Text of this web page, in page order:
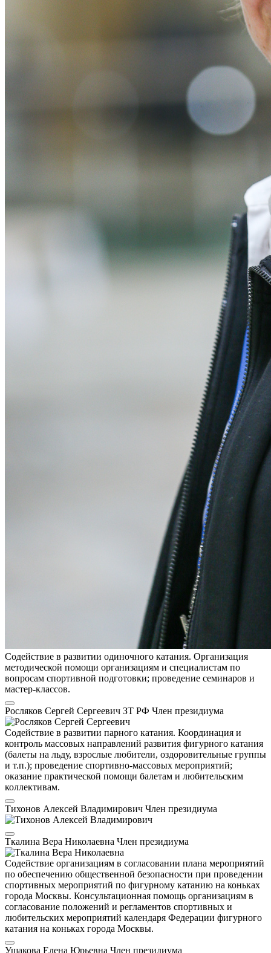
Содействие в развитии одиночного катания. Организация
методической помощи организациям и специалистам по
вопросам спортивной подготовки; проведение семинаров и
мастер-классов.
Росляков Сергей Сергеевич ЗТ РФ Член президиума
Содействие в развитии парного катания. Координация и
контроль массовых направлений развития фигурного катания
(балеты на льду, взрослые любители, оздоровительные группы
и т.п.); проведение спортивно-массовых мероприятий;
оказание практической помощи балетам и любительским
коллективам.
Тихонов Алексей Владимирович Член президиума
Ткалина Вера Николаевна Член президиума
Содействие организациям в согласовании плана мероприятий
по обеспечению общественной безопасности при проведении
спортивных мероприятий по фигурному катанию на коньках
города Москвы. Консультационная помощь организациям в
согласование положений и регламентов спортивных и
любительских мероприятий календаря Федерации фигурного
катания на коньках города Москвы.
Ушакова Елена Юрьевна Член президиума